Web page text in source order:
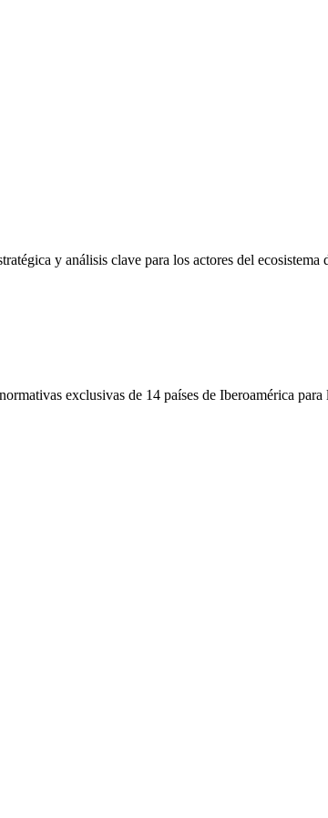
y análisis clave para los actores del ecosistema
exclusivas de 14 países de Iberoamérica para